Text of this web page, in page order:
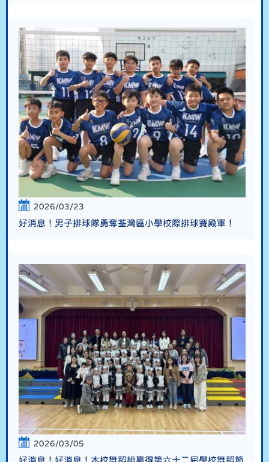
2026/03/23
好消息！男子排球隊勇奪荃灣區小學校際排球賽殿軍！
2026/03/05
好消息！好消息！本校舞蹈組贏得第六十二屆學校舞蹈節